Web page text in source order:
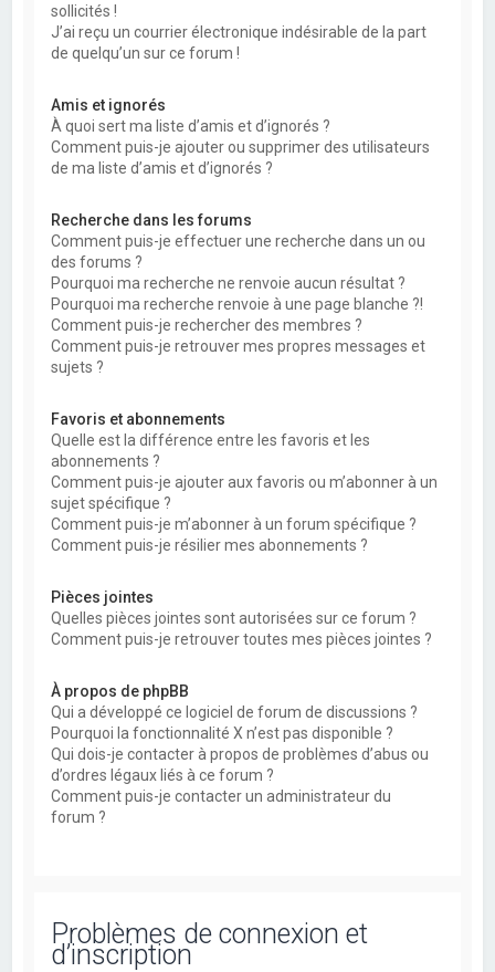
sollicités !
J’ai reçu un courrier électronique indésirable de la part
de quelqu’un sur ce forum !
Amis et ignorés
À quoi sert ma liste d’amis et d’ignorés ?
Comment puis-je ajouter ou supprimer des utilisateurs
de ma liste d’amis et d’ignorés ?
Recherche dans les forums
Comment puis-je effectuer une recherche dans un ou
des forums ?
Pourquoi ma recherche ne renvoie aucun résultat ?
Pourquoi ma recherche renvoie à une page blanche ?!
Comment puis-je rechercher des membres ?
Comment puis-je retrouver mes propres messages et
sujets ?
Favoris et abonnements
Quelle est la différence entre les favoris et les
abonnements ?
Comment puis-je ajouter aux favoris ou m’abonner à un
sujet spécifique ?
Comment puis-je m’abonner à un forum spécifique ?
Comment puis-je résilier mes abonnements ?
Pièces jointes
Quelles pièces jointes sont autorisées sur ce forum ?
Comment puis-je retrouver toutes mes pièces jointes ?
À propos de phpBB
Qui a développé ce logiciel de forum de discussions ?
Pourquoi la fonctionnalité X n’est pas disponible ?
Qui dois-je contacter à propos de problèmes d’abus ou
d’ordres légaux liés à ce forum ?
Comment puis-je contacter un administrateur du
forum ?
Problèmes de connexion et
d’inscription